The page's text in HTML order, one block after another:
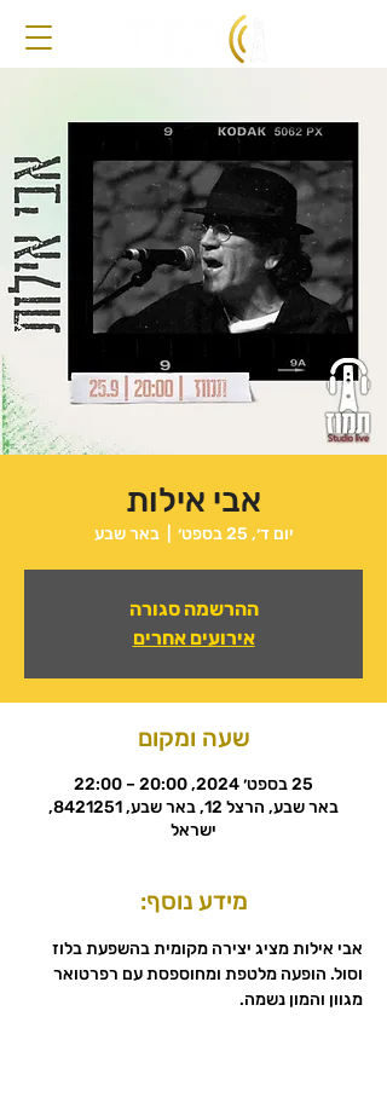
אבי אילות
יום ד׳, 25 בספט׳
  |
באר שבע
ההרשמה סגורה
אירועים אחרים
שעה ומקום
25 בספט׳ 2024, 20:00 – 22:00
באר שבע, הרצל 12, באר שבע, 8421251,
ישראל
מידע נוסף:
אבי אילות מציג יצירה מקומית בהשפעת בלוז
וסול. הופעה מלטפת ומחוספסת עם רפרטואר
מגוון והמון נשמה.